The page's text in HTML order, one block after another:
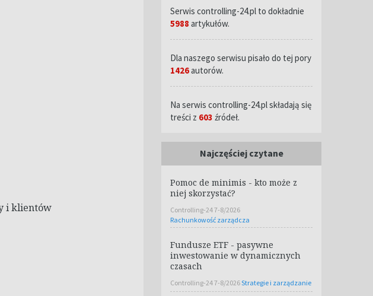
i klientów
Serwis controlling-24.pl to dokładnie
5988 artykułów.
Dla naszego serwisu pisało do tej pory
1426autorów.
Na serwis controlling-24.pl składają się
treści z 603 źródeł.
Najczęściej czytane
Pomoc de minimis - kto może z
niej skorzystać?
Controlling-24 7-8/2026
Rachunkowość zarządcza
Fundusze ETF - pasywne
inwestowanie w dynamicznych
czasach
Controlling-24 7-8/2026Strategie i zarządzanie